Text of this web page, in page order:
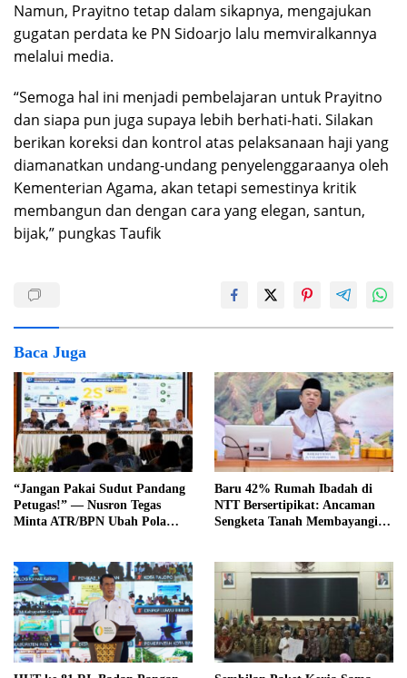
Namun, Prayitno tetap dalam sikapnya, mengajukan
gugatan perdata ke PN Sidoarjo lalu memviralkannya
melalui media.
“Semoga hal ini menjadi pembelajaran untuk Prayitno
dan siapa pun juga supaya lebih berhati-hati. Silakan
berikan koreksi dan kontrol atas pelaksanaan haji yang
diamanatkan undang-undang penyelenggaraanya oleh
Kementerian Agama, akan tetapi semestinya kritik
membangun dan dengan cara yang elegan, santun,
bijak,” pungkas Taufik
Baca Juga
“Jangan Pakai Sudut Pandang
Petugas!” — Nusron Tegas
Minta ATR/BPN Ubah Pola
Baru 42% Rumah Ibadah di
NTT Bersertipikat: Ancaman
Sengketa Tanah Membayangi,